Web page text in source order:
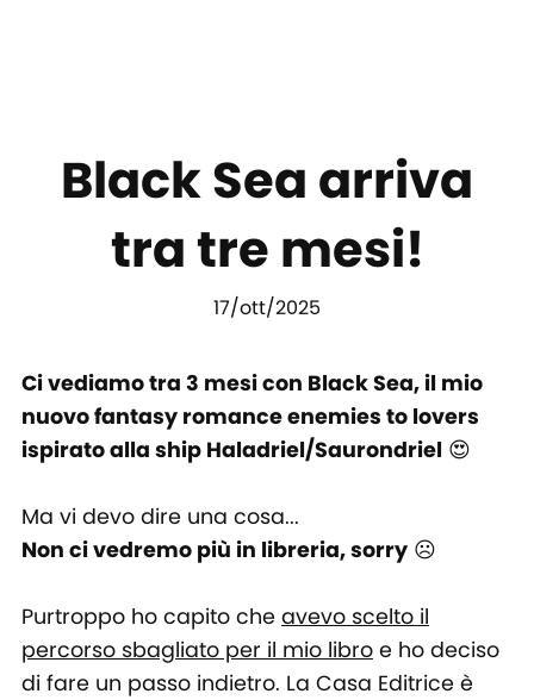
Black Sea arriva
tra tre mesi!
17/ott/2025
Ci vediamo tra 3 mesi con Black Sea, il mio
nuovo fantasy romance enemies to lovers
ispirato alla ship Haladriel/Saurondriel 😍
Ma vi devo dire una cosa...
Non ci vedremo più in libreria, sorry☹️
Purtroppo ho capito che avevo scelto il
percorso sbagliato per il mio libroe ho deciso
di fare un passo indietro. La Casa Editrice è